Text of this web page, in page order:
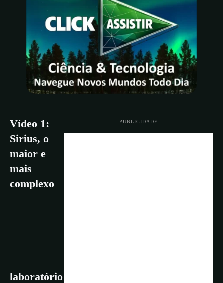
PUBLICIDADE
Vídeo 1:
Sirius, o
maior e
mais
complexo
laboratório brasileiro